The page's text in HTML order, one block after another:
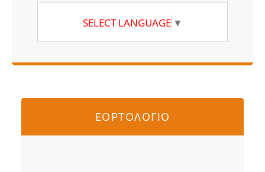
SELECT LANGUAGE ▼
ΕΟΡΤΟΛΟΓΙΟ